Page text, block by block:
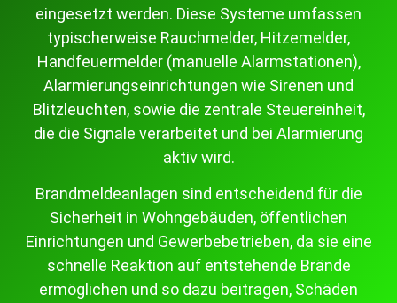
eingesetzt werden. Diese Systeme umfassen
typischerweise Rauchmelder, Hitzemelder,
Handfeuermelder (manuelle Alarmstationen),
Alarmierungseinrichtungen wie Sirenen und
Blitzleuchten, sowie die zentrale Steuereinheit,
die die Signale verarbeitet und bei Alarmierung
aktiv wird.
Brandmeldeanlagen sind entscheidend für die
Sicherheit in Wohngebäuden, öffentlichen
Einrichtungen und Gewerbebetrieben, da sie eine
schnelle Reaktion auf entstehende Brände
ermöglichen und so dazu beitragen, Schäden